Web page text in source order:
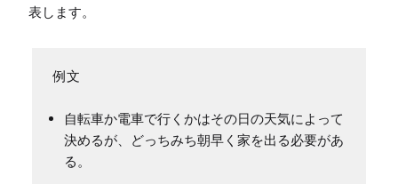
表します。
自転車か電車で行くかはその日の天気によって
決めるが、どっちみち朝早く家を出る必要があ
る。